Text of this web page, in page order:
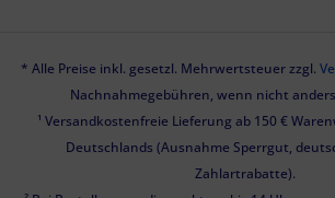
* Alle Preise inkl. gesetzl. Mehrwertsteuer zzgl.
Nachnahmegebühren, wenn nicht
¹ Versandkostenfreie Lieferung ab 150 €
Deutschlands (Ausnahme Sperrgut,
Zahlartrabatte).